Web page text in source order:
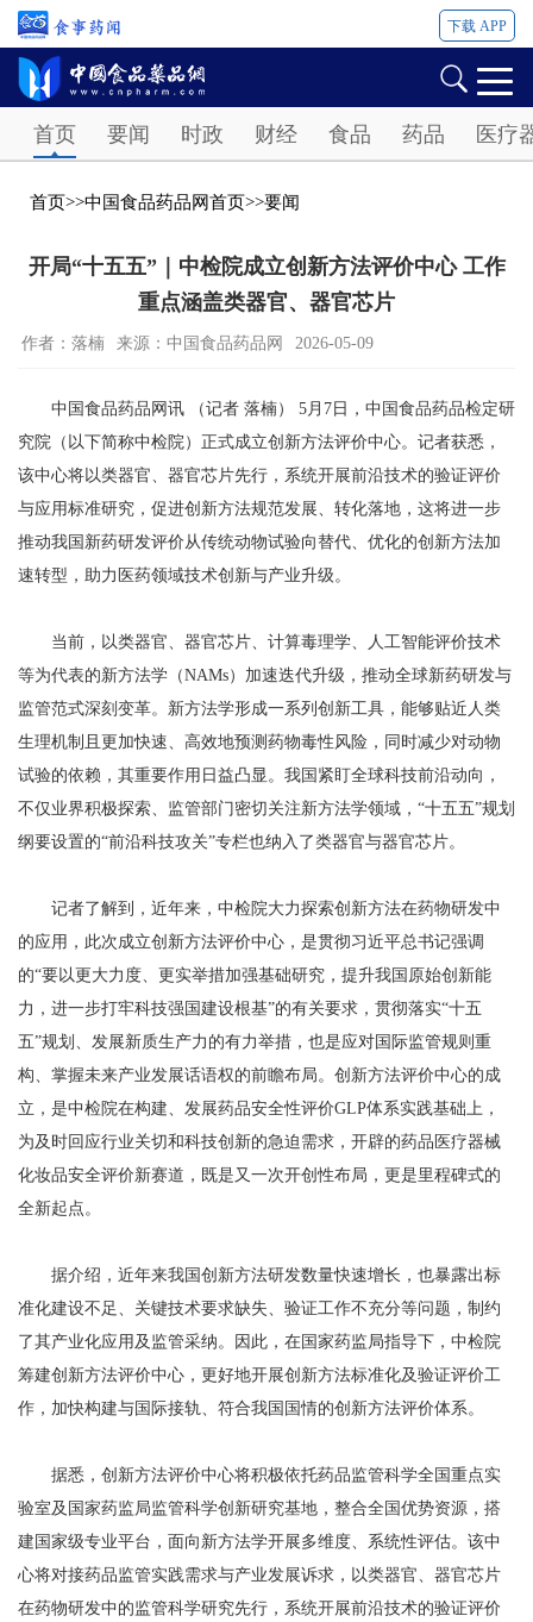
下载 APP
首页 要闻 时政 财经 食品 药品 医疗
首页>>中国食品药品网首页>>要闻
开局“十五五”｜中检院成立创新方法评价中心 工作
重点涵盖类器官、器官芯片
作者：落楠 来源：中国食品药品网 2026-05-09
中国食品药品网讯 （记者 落楠） 5月7日，中国食品药品检定研
究院（以下简称中检院）正式成立创新方法评价中心。记者获悉，
该中心将以类器官、器官芯片先行，系统开展前沿技术的验证评价
与应用标准研究，促进创新方法规范发展、转化落地，这将进一步
推动我国新药研发评价从传统动物试验向替代、优化的创新方法加
速转型，助力医药领域技术创新与产业升级。
当前，以类器官、器官芯片、计算毒理学、人工智能评价技术
等为代表的新方法学（NAMs）加速迭代升级，推动全球新药研发与
监管范式深刻变革。新方法学形成一系列创新工具，能够贴近人类
生理机制且更加快速、高效地预测药物毒性风险，同时减少对动物
试验的依赖，其重要作用日益凸显。我国紧盯全球科技前沿动向，
不仅业界积极探索、监管部门密切关注新方法学领域，“十五五”规划
纲要设置的“前沿科技攻关”专栏也纳入了类器官与器官芯片。
记者了解到，近年来，中检院大力探索创新方法在药物研发中
的应用，此次成立创新方法评价中心，是贯彻习近平总书记强调
的“要以更大力度、更实举措加强基础研究，提升我国原始创新能
力，进一步打牢科技强国建设根基”的有关要求，贯彻落实“十五
五”规划、发展新质生产力的有力举措，也是应对国际监管规则重
构、掌握未来产业发展话语权的前瞻布局。创新方法评价中心的成
立，是中检院在构建、发展药品安全性评价GLP体系实践基础上，
为及时回应行业关切和科技创新的急迫需求，开辟的药品医疗器械
化妆品安全评价新赛道，既是又一次开创性布局，更是里程碑式的
全新起点。
据介绍，近年来我国创新方法研发数量快速增长，也暴露出标
准化建设不足、关键技术要求缺失、验证工作不充分等问题，制约
了其产业化应用及监管采纳。因此，在国家药监局指导下，中检院
筹建创新方法评价中心，更好地开展创新方法标准化及验证评价工
作，加快构建与国际接轨、符合我国国情的创新方法评价体系。
据悉，创新方法评价中心将积极依托药品监管科学全国重点实
验室及国家药监局监管科学创新研究基地，整合全国优势资源，搭
建国家级专业平台，面向新方法学开展多维度、系统性评估。该中
心将对接药品监管实践需求与产业发展诉求，以类器官、器官芯片
在药物研发中的监管科学研究先行，系统开展前沿技术的验证评价